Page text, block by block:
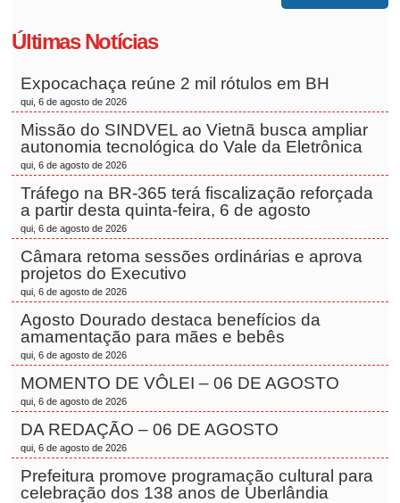
Últimas Notícias
Expocachaça reúne 2 mil rótulos em BH
qui, 6 de agosto de 2026
Missão do SINDVEL ao Vietnã busca ampliar
autonomia tecnológica do Vale da Eletrônica
qui, 6 de agosto de 2026
Tráfego na BR-365 terá fiscalização reforçada
a partir desta quinta-feira, 6 de agosto
qui, 6 de agosto de 2026
Câmara retoma sessões ordinárias e aprova
projetos do Executivo
qui, 6 de agosto de 2026
Agosto Dourado destaca benefícios da
amamentação para mães e bebês
qui, 6 de agosto de 2026
MOMENTO DE VÔLEI – 06 DE AGOSTO
qui, 6 de agosto de 2026
DA REDAÇÃO – 06 DE AGOSTO
qui, 6 de agosto de 2026
Prefeitura promove programação cultural para
celebração dos 138 anos de Uberlândia